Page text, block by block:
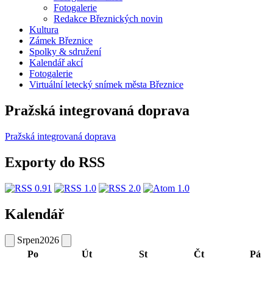
Fotogalerie
Redakce Březnických novin
Kultura
Zámek Březnice
Spolky & sdružení
Kalendář akcí
Fotogalerie
Virtuální letecký snímek města Březnice
Pražská integrovaná doprava
Pražská integrovaná doprava
Exporty do RSS
Kalendář
Srpen2026
Po
Út St Čt Pá